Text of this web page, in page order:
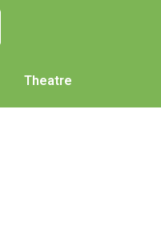
Theatre